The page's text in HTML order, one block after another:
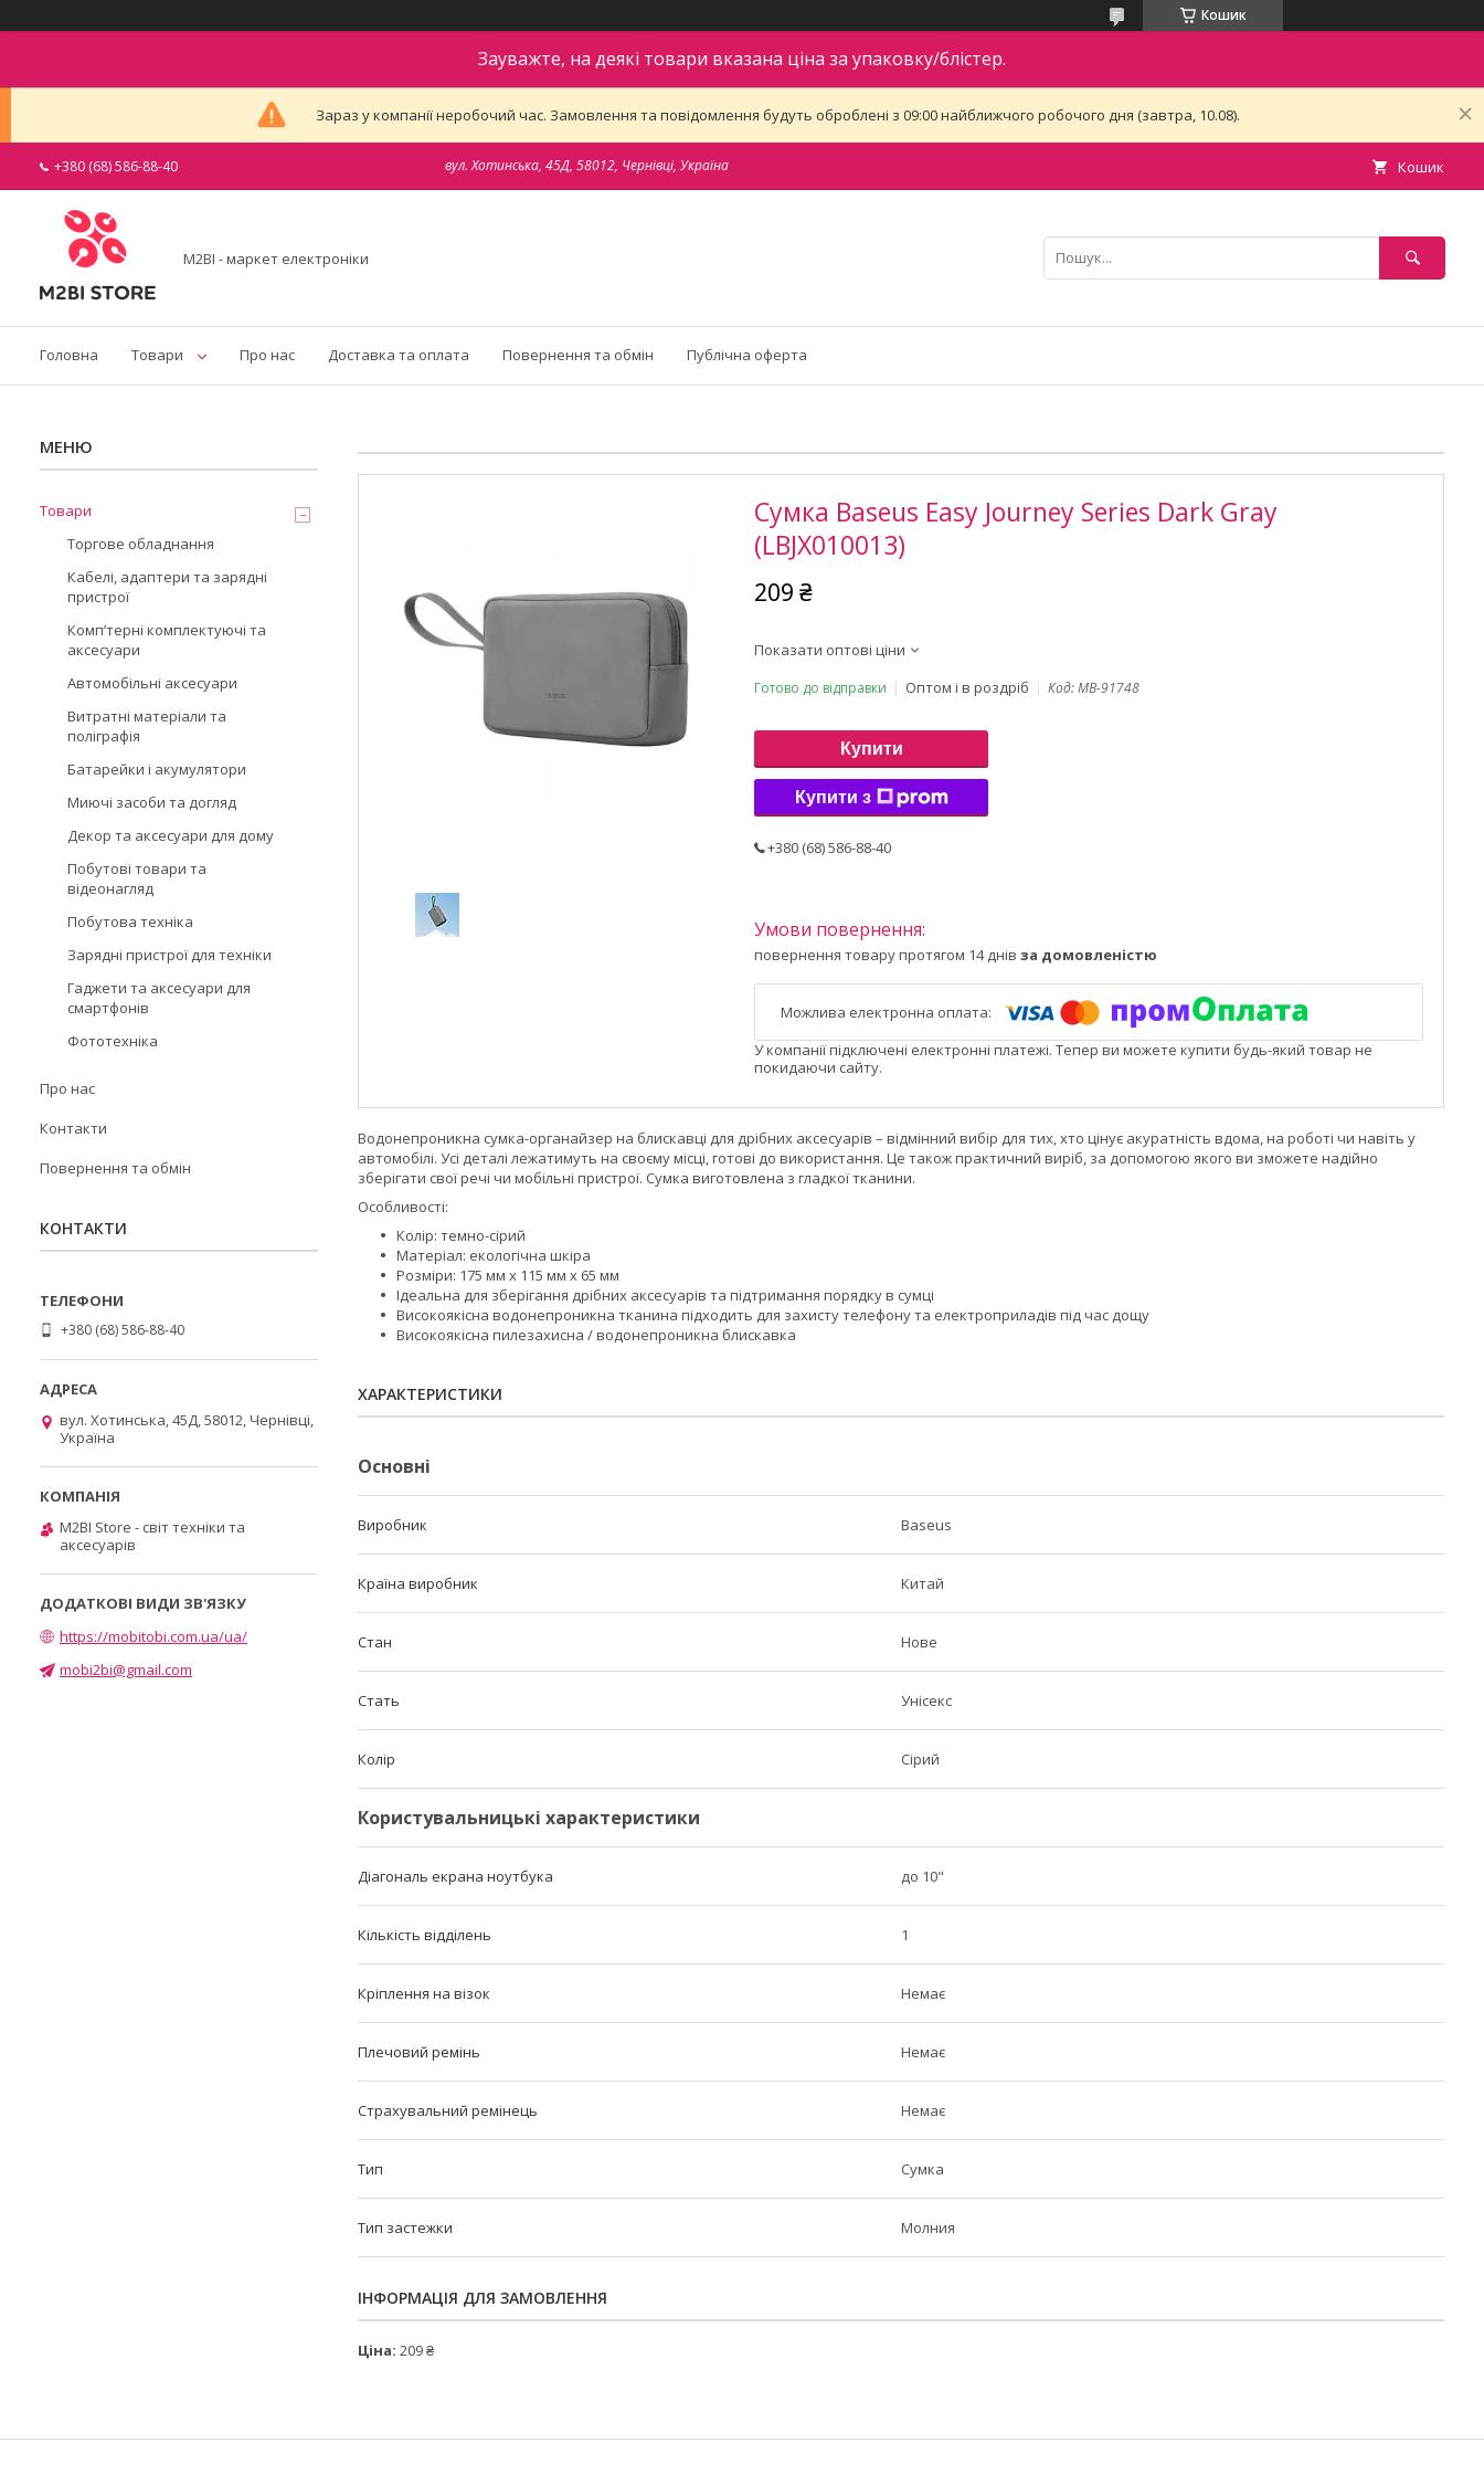
Кошик
Зауважте, на деякі товари вказана ціна за упаковку/блістер.
Зараз у компанії неробочий час. Замовлення та повідомлення будуть оброблені з 09:00 найближчого робочого дня (завтра, 10.08).
+380 (68) 586-88-40 вул. Хотинська, 45Д, 58012, Чернівці, Україна Кошик
M2BI - маркет електроніки
Головна Товари Про нас Доставка та оплата Повернення та обмін Публічна оферта
Сумка Baseus Easy Journey Series Dark Gray
(LBJX010013)
209 ₴
Показати оптові ціни
Готово до відправки Оптом і в роздріб Код:MB-91748
Купити
Купити з
+380 (68) 586-88-40
повернення товару протягом 14 днів за домовленістю
У компанії підключені електронні платежі. Тепер ви можете купити будь-який товар не
покидаючи сайту.
Водонепроникна сумка-органайзер на блискавці для дрібних аксесуарів – відмінний вибір для тих, хто цінує акуратність вдома, на роботі чи навіть у
автомобілі. Усі деталі лежатимуть на своєму місці, готові до використання. Це також практичний виріб, за допомогою якого ви зможете надійно
зберігати свої речі чи мобільні пристрої. Сумка виготовлена з гладкої тканини.
Особливості:
Колір: темно-сірий
Матеріал: екологічна шкіра
Розміри: 175 мм x 115 мм x 65 мм
Ідеальна для зберігання дрібних аксесуарів та підтримання порядку в сумці
Високоякісна водонепроникна тканина підходить для захисту телефону та електроприладів під час дощу
Високоякісна пилезахисна / водонепроникна блискавка
ХАРАКТЕРИСТИКИ
Основні
Виробник Baseus
Країна виробник Китай
Стан Нове
Стать Унісекс
Колір Сірий
Користувальницькі характеристики
Діагональ екрана ноутбука до 10"
Кількість відділень 1
Кріплення на візок Немає
Плечовий ремінь Немає
Страхувальний ремінець Немає
Тип Сумка
Тип застежки Молния
ІНФОРМАЦІЯ ДЛЯ ЗАМОВЛЕННЯ
Ціна: 209 ₴
Товари
Торгове обладнання
Кабелі, адаптери та зарядні
пристрої
Компʼтерні комплектуючі та
аксесуари
Автомобільні аксесуари
Витратні матеріали та
поліграфія
Батарейки і акумулятори
Миючі засоби та догляд
Декор та аксесуари для дому
Побутові товари та
відеонагляд
Побутова техніка
Зарядні пристрої для техніки
Гаджети та аксесуари для
смартфонів
Фототехніка
Про нас
Контакти
Повернення та обмін
КОНТАКТИ
+380 (68) 586-88-40
вул. Хотинська, 45Д, 58012, Чернівці,
Україна
M2BI Store - світ техніки та
аксесуарів
https://mobitobi.com.ua/ua/
mobi2bi@gmail.com